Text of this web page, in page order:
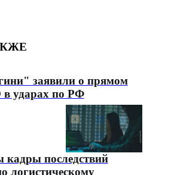
заявили о прямом
ударах по РФ
последствий
логистическому